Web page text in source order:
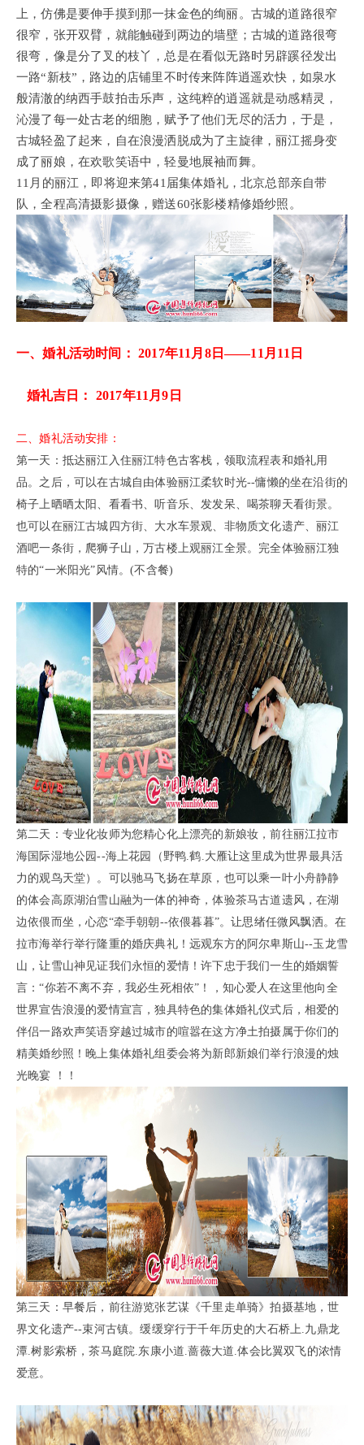
上，仿佛是要伸手摸到那一抹金色的绚丽。古城的道路很窄
很窄，张开双臂，就能触碰到两边的墙壁；古城的道路很弯
很弯，像是分了叉的枝丫，总是在看似无路时另辟蹊径发出
一路“新枝”，路边的店铺里不时传来阵阵逍遥欢快，如泉水
般清澈的纳西手鼓拍击乐声，这纯粹的逍遥就是动感精灵，
沁漫了每一处古老的细胞，赋予了他们无尽的活力，于是，
古城轻盈了起来，自在浪漫洒脱成为了主旋律，丽江摇身变
成了丽娘，在欢歌笑语中，轻曼地展袖而舞。
11月的丽江，即将迎来第41届集体婚礼，北京总部亲自带
队，全程高清摄影摄像，赠送60张影楼精修婚纱照。
一、婚礼活动时间： 2017年11月8日——11月11日
婚礼吉日： 2017年11月9日
二、婚礼活动安排：
第一天：抵达丽江入住丽江特色古客栈，领取流程表和婚礼用
品。之后，可以在古城自由体验丽江柔软时光--慵懒的坐在沿街的
椅子上 晒晒太阳、看看书、听音乐、发发呆、喝茶聊天看街景。
也可以在丽江古城四方街、大水车景观、非物质文化遗产、丽江
酒吧一条街， 爬狮子山，万古楼上观丽江全景。完全体验丽江独
特的“一米阳光”风情。(不含餐)
第二天：专业化妆师为您精心化上漂亮的新娘妆，前往丽江拉市
海国际湿地公园--海上花园（野鸭.鹤.大雁让这里成为世界最具活
力的观鸟天堂）。可以驰马飞扬在草原，也可以乘一叶小舟静静
的体会高原湖泊雪山融为一体的神奇，体验茶马古道遗风，在湖
边依偎而坐，心恋“牵手朝朝--依偎暮暮”。让思绪任微风飘洒。在
拉市海举行举行隆重的婚庆典礼！远观东方的阿尔卑斯山--玉龙雪
山，让雪山神见证我们永恒的爱情！许下忠于我们一生的婚姻誓
言：“你若不离不弃，我必生死相依”！，知心爱人在这里他向全
世界宣告浪漫的爱情宣言，独具特色的集体婚礼仪式后，相爱的
伴侣一路欢声笑语穿越过城市的喧嚣在这方净土拍摄属于你们的
精美婚纱照！晚上集体婚礼组委会将为新郎新娘们举行浪漫的烛
光晚宴 ！！
第三天：早餐后，前往游览张艺谋《千里走单骑》拍摄基地，世
界文化遗产--束河古镇。缓缓穿行于千年历史的大石桥上.九鼎龙
潭.树影索桥，茶马庭院.东康小道.蔷薇大道.体会比翼双飞的浓情
爱意。